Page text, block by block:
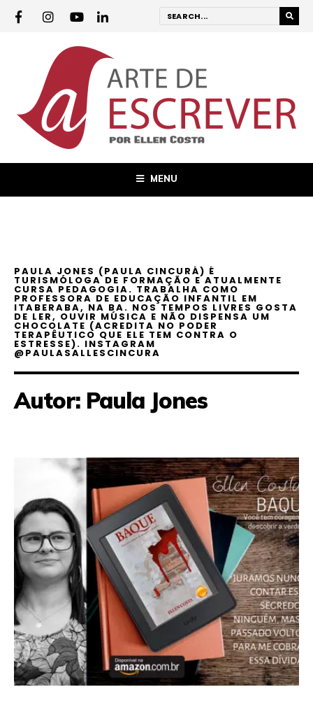
MENU
PAULA JONES (PAULA CINCURÁ) É
TURISMÓLOGA DE FORMAÇÃO E ATUALMENTE
CURSA PEDAGOGIA. TRABALHA COMO
PROFESSORA DE EDUCAÇÃO INFANTIL EM
ITABERABA, NA BA. NOS TEMPOS LIVRES GOSTA
DE LER, OUVIR MÚSICA E NÃO DISPENSA UM
CHOCOLATE (ACREDITA NO PODER
TERAPÊUTICO QUE ELE TEM CONTRA O
ESTRESSE). INSTAGRAM
@PAULASALLESCINCURA
Autor: Paula Jones